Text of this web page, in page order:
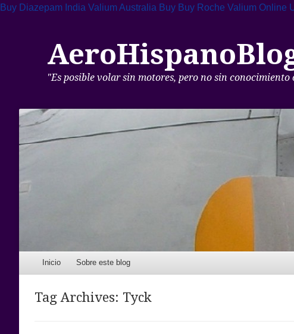
Buy Diazepam India Valium Australia Buy Buy Roche Valium Online
"Es posible volar sin motores, pero no sin
Menu
Skip to content
Inicio Sobre este blog
Tag Archives: Tyck